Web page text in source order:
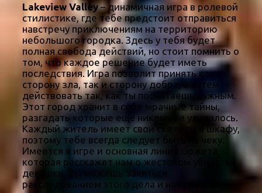
Lakeview Valley– динамичная игра в ролевой
стилистике, где тебе предстоит отправиться
навстречу приключениям на территорию
небольшого городка. Здесь у тебя будет
полная свобода действий, но стоит помнить о
том, что каждое решение будет иметь
последствия. Игра позволит принять как
сторону зла, так и сторону добра, а затем
действовать так, как ты посчитаешь нужным.
Этот город хранит в себе мрачные тайны,
разгадать которые ещё никому не удавалось.
Каждый житель имеет свои скелеты в шкафу,
поэтому тебе всегда следует быть на чеку.
Имеется в игре и основная линия сюжета,
которая расскажет нам о жестоком убийстве
девушки. Ты можешь заняться
расследованием этого дела и найти убийцу,